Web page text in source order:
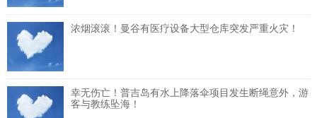
浓烟滚滚！曼谷有医疗设备大型仓库突发严重火灾！
幸无伤亡！普吉岛有水上降落伞项目发生断绳意外，游
客与教练坠海！